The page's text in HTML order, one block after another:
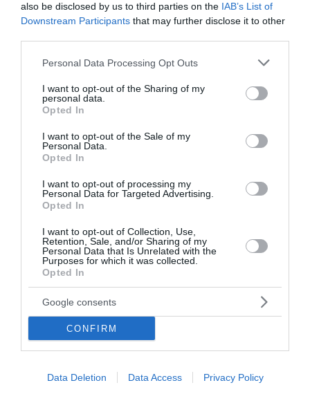
also be disclosed by us to third parties on the IAB’s List of
Downstream Participants that may further disclose it to other
Please note that this website/app uses one or more Google
not limited to your visit or usage behaviour. You may click to
grant or deny consent to Google and its third-party tags to
use your data for below specified purposes in below Google
consent section.
Personal Data Processing Opt Outs
I want to opt-out of the Sharing of my
personal data.
Opted In
I want to opt-out of the Sale of my
Personal Data.
Opted In
I want to opt-out of processing my
Personal Data for Targeted Advertising.
Opted In
I want to opt-out of Collection, Use,
Retention, Sale, and/or Sharing of my
Personal Data that Is Unrelated with the
Purposes for which it was collected.
Opted In
Google consents
CONFIRM
Data Deletion Data Access Privacy Policy
Ο Τζολάκης στη Χαλ – Συμβόλαιο μέχρι το 2031
Τζολάκης. Η αγγλική ομάδα ανακοίνωσε την απόκτηση
από μια άκρως επιτυχημένη πο...
05 Αυγούστου 2026
αριθμοί